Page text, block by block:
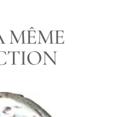
MÊME